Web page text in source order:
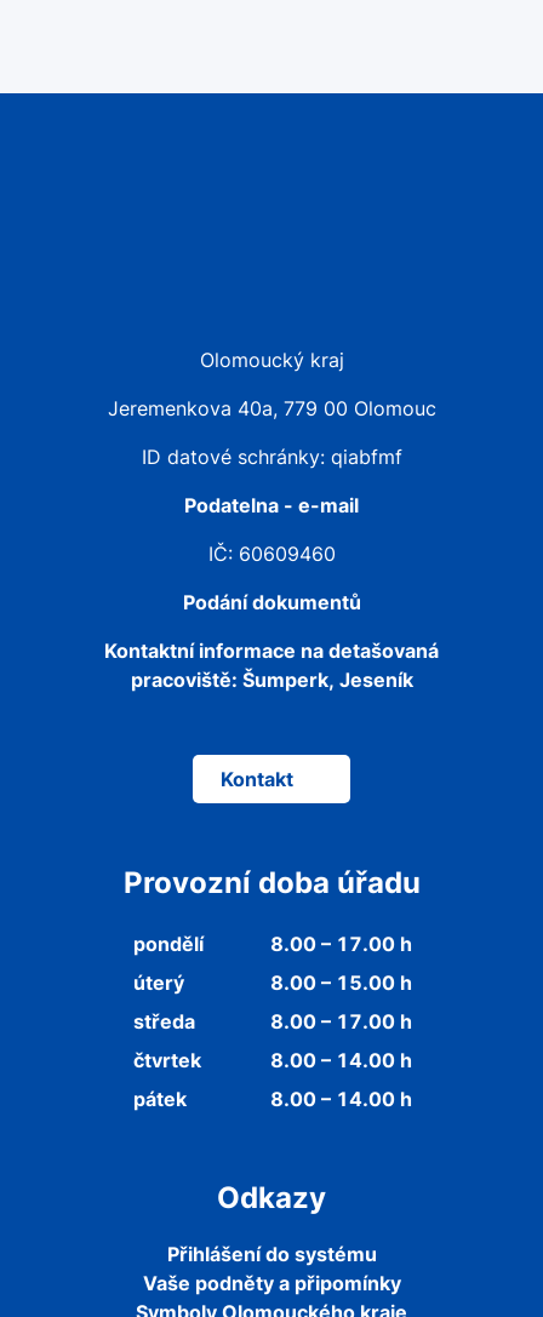
Olomoucký kraj
Jeremenkova 40a, 779 00 Olomouc
ID datové schránky: qiabfmf
Podatelna - e-mail
IČ: 60609460
Podání dokumentů
Kontaktní informace na detašovaná
pracoviště: Šumperk, Jeseník
Kontakt
Provozní doba úřadu
pondělí
8.00 – 17.00 h
úterý
8.00 – 15.00 h
středa
8.00 – 17.00 h
čtvrtek
8.00 – 14.00 h
pátek
8.00 – 14.00 h
Odkazy
Přihlášení do systému
Vaše podněty a připomínky